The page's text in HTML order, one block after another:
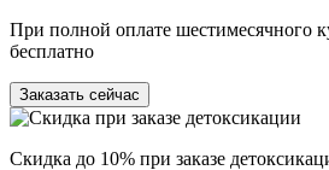
При полной оплате шестимесячного
бесплатно
Заказать сейчас
Скидка до 10% при заказе